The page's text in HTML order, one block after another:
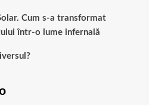
Cum s-a transformat
într-o lume infernală